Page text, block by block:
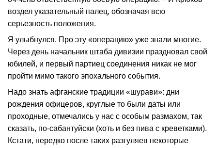
воздел указательный палец, обозначая всю
серьезность положения.
Я улыбнулся. Про эту «операцию» уже знали многие.
Через день начальник штаба дивизии праздновал свой
юбилей, и первый партиец соединения никак не мог
пройти мимо такого эпохального события.
Надо знать афганские традиции «шурави»: дни
рождения офицеров, круглые то были даты или
проходные, отмечались у нас с особым размахом, так
сказать, по-сабантуйски (хоть и без пива с креветками).
Кстати, нередко после таких разгуляев некоторые